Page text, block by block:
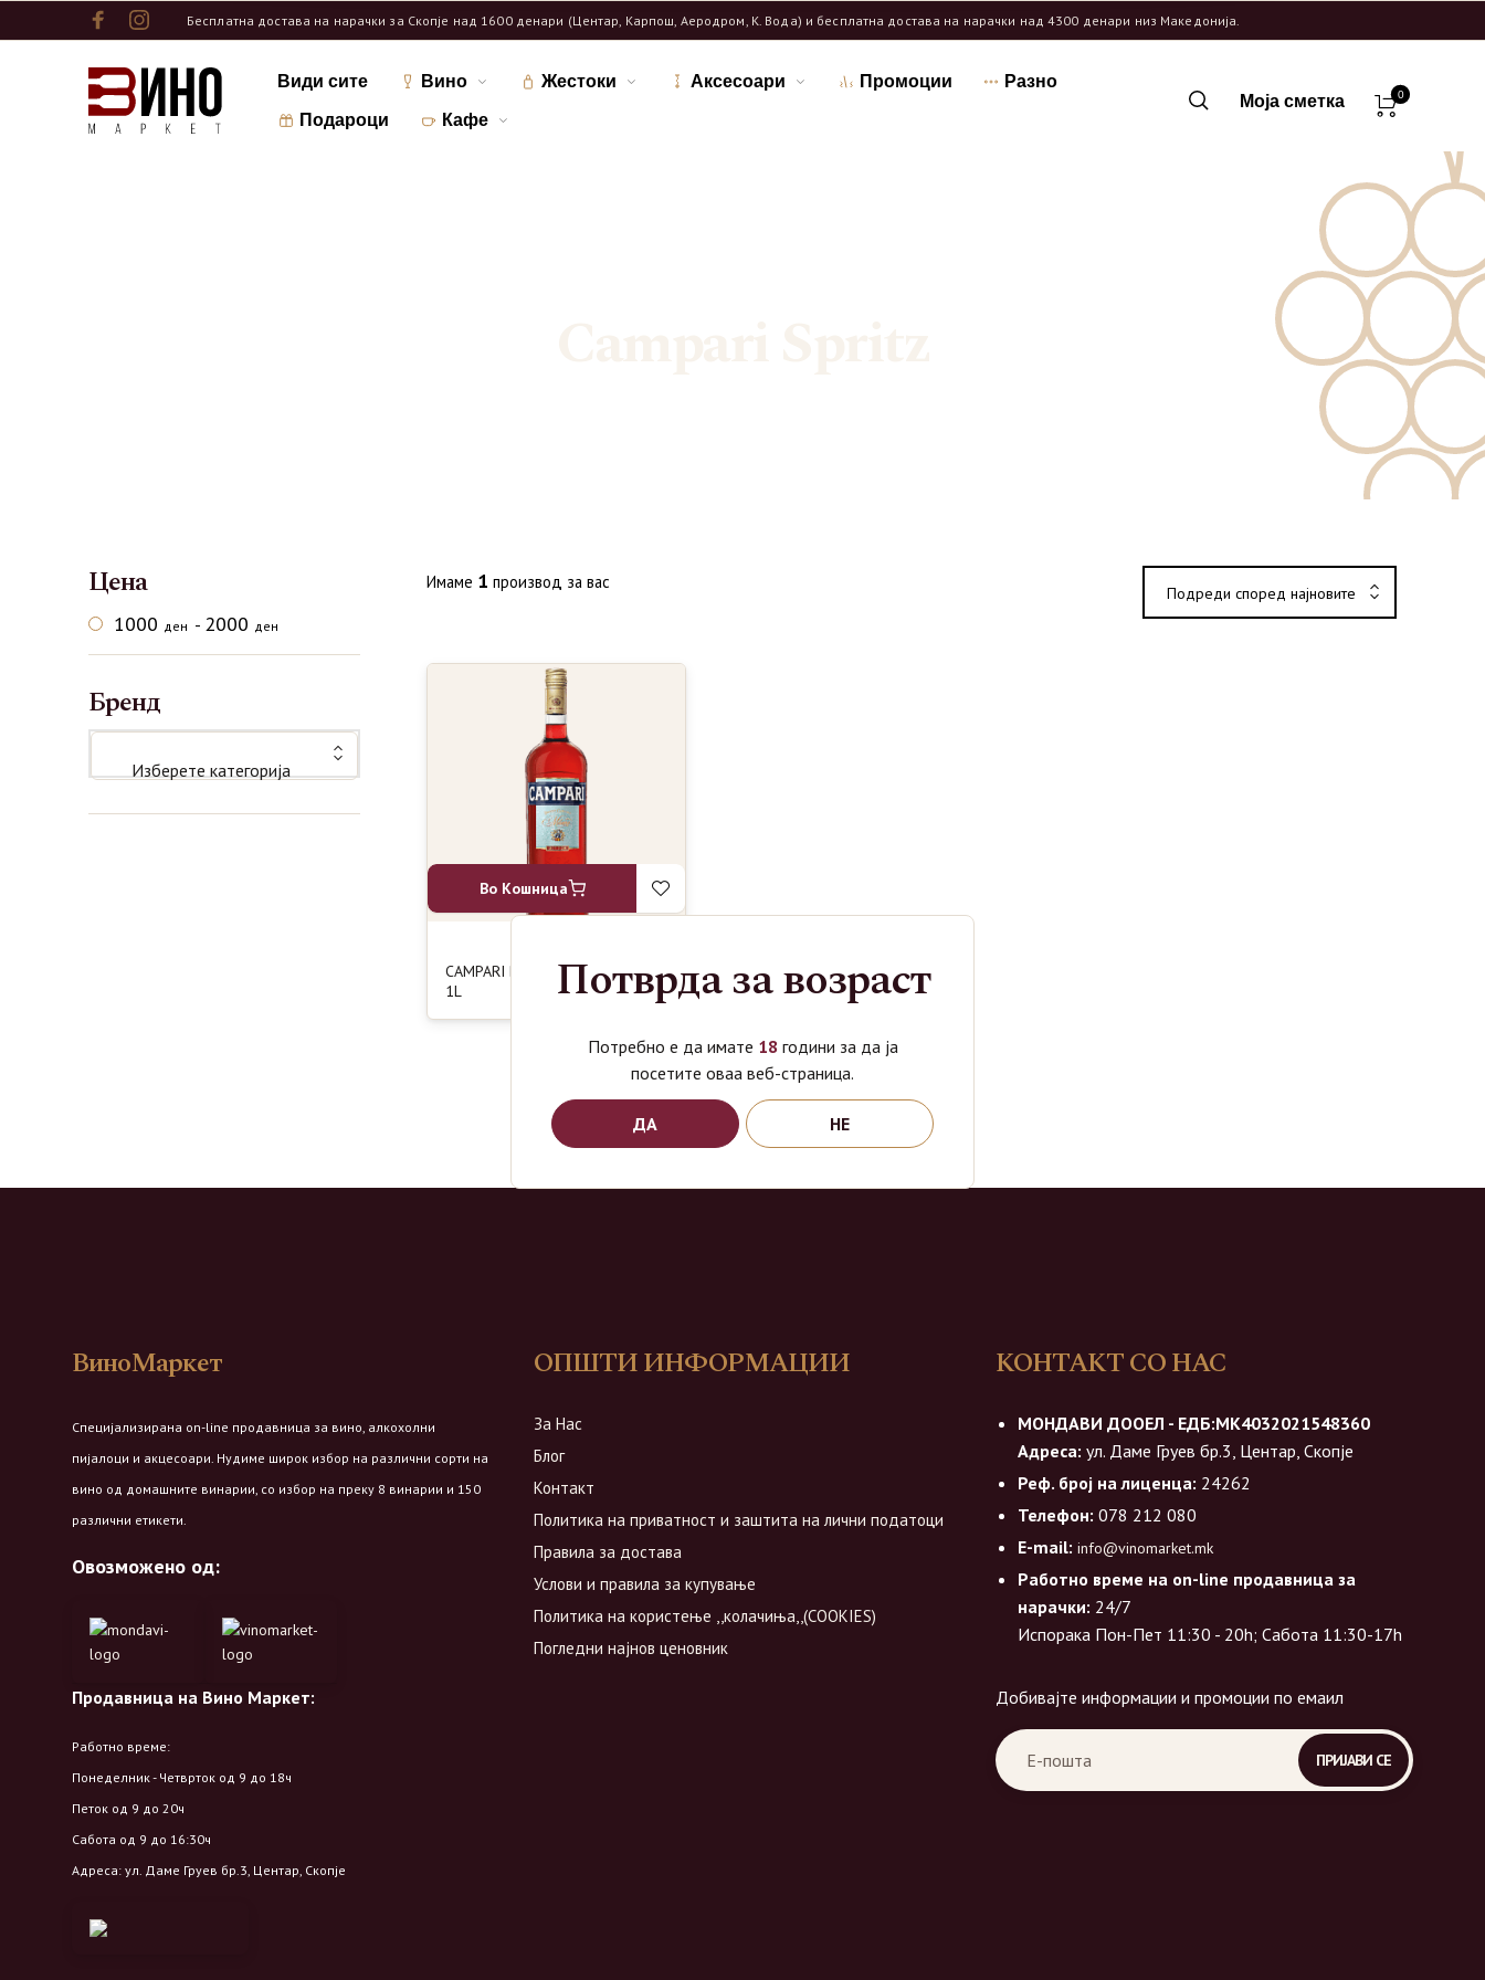
Бесплатна достава на нарачки за Скопје над 1600 денари (Центар, Карпош, Аеродром, К. Вода) и бесплатна достава на нарачки над 4300 денари низ Македонија.
Види сите Вино Жестоки Аксесоари Промоции Разно
Подароци Кафе
Моја сметка 0
Цена
1000 ден - 2000 ден
Бренд
Изберете категорија
Имаме 1 производ за вас
Подреди според најновите
Во Кошница
CAMPARI BITTER
1L
1490ден
ВиноМаркет
Специјализирана on-line продавница за вино, алкохолни
пијалоци и акцесоари. Нудиме широк избор на различни сорти на
вино од домашните винарии, со избор на преку 8 винарии и 150
различни етикети.
Овозможено од:
Продавница на Вино Маркет:
Работно време:
Понеделник - Четврток од 9 до 18ч
Петок од 9 до 20ч
Сабота од 9 до 16:30ч
Адреса: ул. Даме Груев бр.3, Центар, Скопје
ОПШТИ ИНФОРМАЦИИ
За Нас
Блог
Контакт
Политика на приватност и заштита на лични податоци
Правила за достава
Услови и правила за купување
Политика на користење ,,колачиња,,(COOKIES)
Погледни најнов ценовник
КОНТАКТ СО НАС
МОНДАВИ ДООЕЛ - ЕДБ:МК4032021548360
Адреса: ул. Даме Груев бр.3, Центар, Скопје
Реф. број на лиценца: 24262
Телефон: 078 212 080
E-mail: info@vinomarket.mk
Работно време на on-line продавница за
нарачки: 24/7
Испорака Пон-Пет 11:30 - 20h; Сабота 11:30-17h
Добивајте информации и промоции по емаил
Потврда за возраст
Потребно е да имате 18 години за да ја
посетите оваа веб-страница.
ДА НЕ